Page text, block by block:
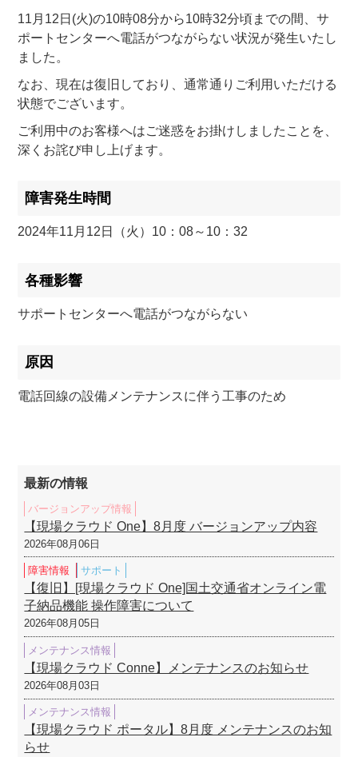
11月12日(火)の10時08分から10時32分頃までの間、サ
ポートセンターへ電話がつながらない状況が発生いたし
ました。
なお、現在は復旧しており、通常通りご利用いただける
状態でございます。
ご利用中のお客様へはご迷惑をお掛けしましたことを、
深くお詫び申し上げます。
障害発生時間
2024年11月12日（火）10：08～10：32
各種影響
サポートセンターへ電話がつながらない
原因
電話回線の設備メンテナンスに伴う工事のため
最新の情報
バージョンアップ情報
【現場クラウド One】8月度 バージョンアップ内容
2026年08月06日
障害情報 サポート
【復旧】[現場クラウド One]国土交通省オンライン電
子納品機能 操作障害について
2026年08月05日
メンテナンス情報
【現場クラウド Conne】メンテナンスのお知らせ
2026年08月03日
メンテナンス情報
【現場クラウド ポータル】8月度 メンテナンスのお知
らせ